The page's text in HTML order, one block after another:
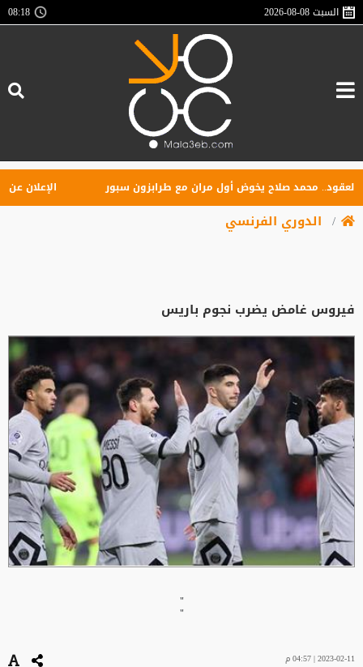
السبت2026-08-08
08:18
محمد صلاح يخوض أول مران مع طرابزون سبور الإعلان عن
الدوري الفرنسي
فيروس غامض يضرب نجوم باريس
"
"
2023-02-11 | 04:57 م